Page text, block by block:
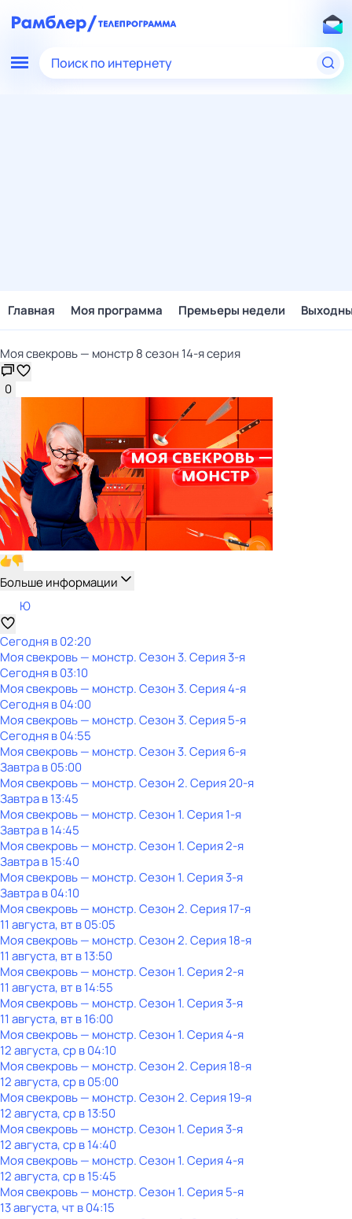
Поиск по интернету
Главная Моя программа Премьеры недели
Моя свекровь — монстр 8 сезон 14-я серия
0
Больше информации
Ю
Сегодня в 02:20
Моя свекровь — монстр. Сезон 3. Серия 3-я
Сегодня в 03:10
Моя свекровь — монстр. Сезон 3. Серия 4-я
Сегодня в 04:00
Моя свекровь — монстр. Сезон 3. Серия 5-я
Сегодня в 04:55
Моя свекровь — монстр. Сезон 3. Серия 6-я
Завтра в 05:00
Моя свекровь — монстр. Сезон 2. Серия 20-я
Завтра в 13:45
Моя свекровь — монстр. Сезон 1. Серия 1-я
Завтра в 14:45
Моя свекровь — монстр. Сезон 1. Серия 2-я
Завтра в 15:40
Моя свекровь — монстр. Сезон 1. Серия 3-я
Завтра в 04:10
Моя свекровь — монстр. Сезон 2. Серия 17-я
11 августа, вт в 05:05
Моя свекровь — монстр. Сезон 2. Серия 18-я
11 августа, вт в 13:50
Моя свекровь — монстр. Сезон 1. Серия 2-я
11 августа, вт в 14:55
Моя свекровь — монстр. Сезон 1. Серия 3-я
11 августа, вт в 16:00
Моя свекровь — монстр. Сезон 1. Серия 4-я
12 августа, ср в 04:10
Моя свекровь — монстр. Сезон 2. Серия 18-я
12 августа, ср в 05:00
Моя свекровь — монстр. Сезон 2. Серия 19-я
12 августа, ср в 13:50
Моя свекровь — монстр. Сезон 1. Серия 3-я
12 августа, ср в 14:40
Моя свекровь — монстр. Сезон 1. Серия 4-я
12 августа, ср в 15:45
Моя свекровь — монстр. Сезон 1. Серия 5-я
13 августа, чт в 04:15